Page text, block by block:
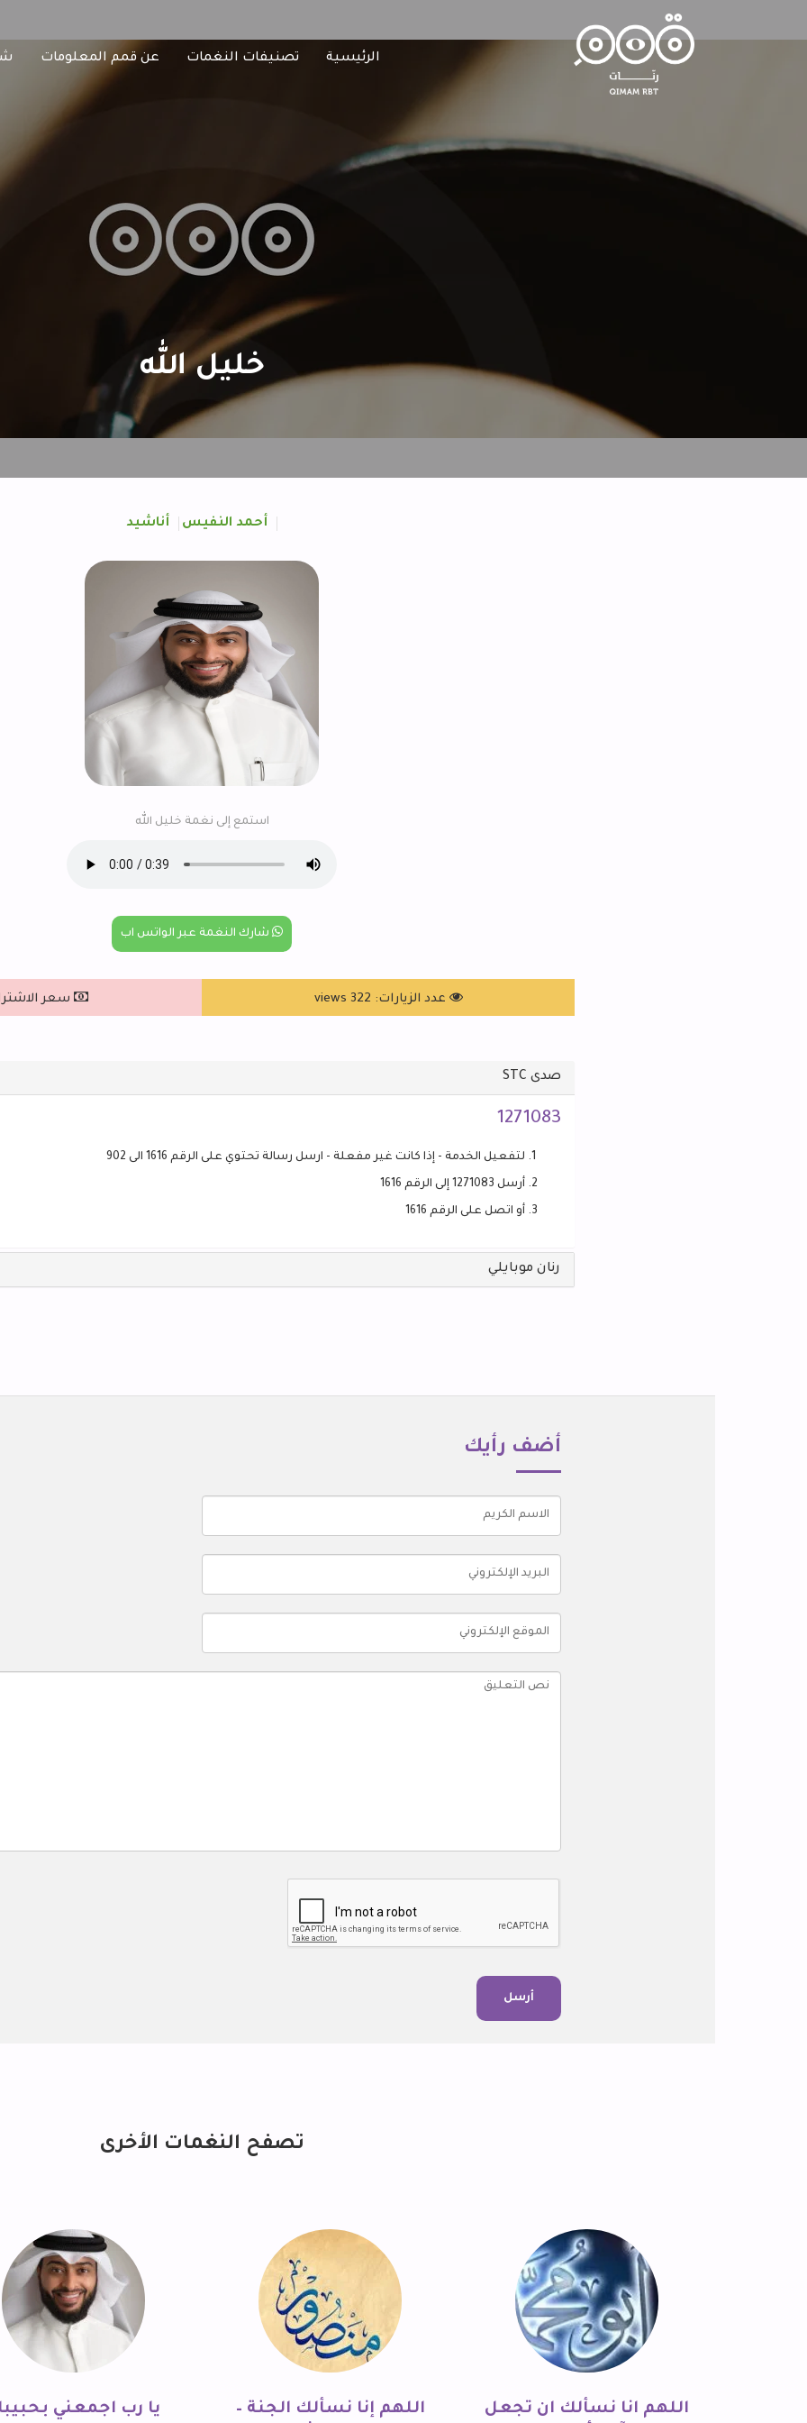
الرئيسية تصنيفات النغمات عن قمم المعلومات
خليل الله
أحمد النفيس أناشيد
استمع إلى نغمة خليل الله
شارك النغمة عبر الواتس اب
عدد الزيارات: 322 views سعر الاشتراك :
صدى STC
1271083
لتفعيل الخدمة - إذا كانت غير مفعلة - ارسل رسالة تحتوي على الرقم 1616 الى 902
أرسل 1271083 إلى الرقم 1616
أو اتصل على الرقم 1616
رنان موبايلي
أضف رأيك
تصفح النغمات الأخرى
اللهم انا نسألك ان تجعل اللهم إنا نسألك الجنة – يا رب اجمعني